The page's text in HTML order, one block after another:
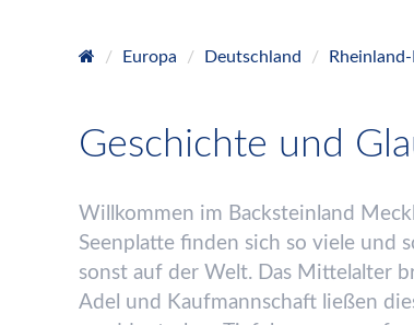
Europa Deutschland
Geschichte und
Willkommen im Backsteinland
Seenplatte finden sich so viele und
sonst auf der Welt. Das Mittelalter
Adel und Kaufmannschaft ließen